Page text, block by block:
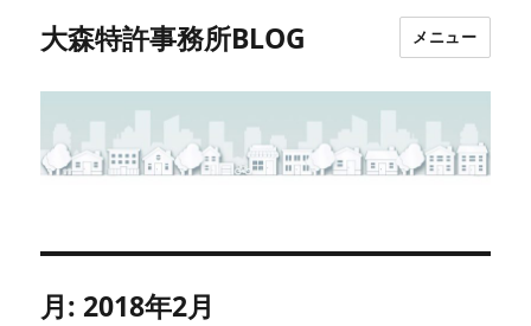
大森特許事務所BLOG メニュー
月: 2018年2月